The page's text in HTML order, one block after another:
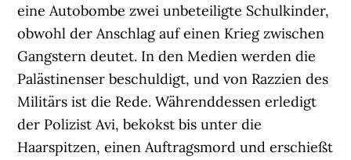
eine Autobombe zwei unbeteiligte Schulkinder,
obwohl der Anschlag auf einen Krieg zwischen
Gangstern deutet. In den Medien werden die
Palästinenser beschuldigt, und von Razzien des
Militärs ist die Rede. Währenddessen erledigt
der Polizist Avi, bekokst bis unter die
Haarspitzen, einen Auftragsmord und erschießt